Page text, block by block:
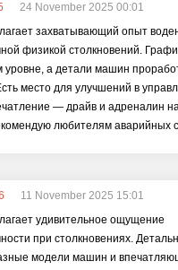
24 November 2025 00:01
захватывающий опыт
физикой столкновений.
уровне, а детали машин
место для улучшений в
— драйв и адреналин
любителям аварийных
11 November 2025 15:01
удивительное ощущение
при столкновениях.
модели машин и